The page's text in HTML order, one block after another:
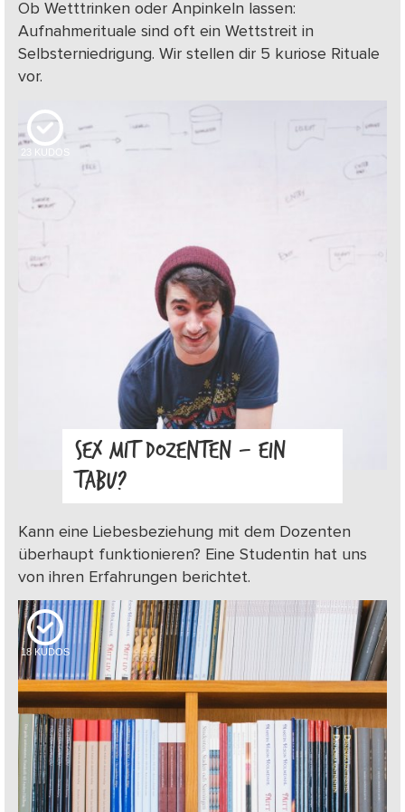
Ob Wetttrinken oder Anpinkeln lassen:
Aufnahmerituale sind oft ein Wettstreit in
Selbsterniedrigung. Wir stellen dir 5 kuriose Rituale
vor.
23 KUDOS
SEX MIT DOZENTEN – EIN
TABU?
Kann eine Liebesbeziehung mit dem Dozenten
überhaupt funktionieren? Eine Studentin hat uns
von ihren Erfahrungen berichtet.
18 KUDOS